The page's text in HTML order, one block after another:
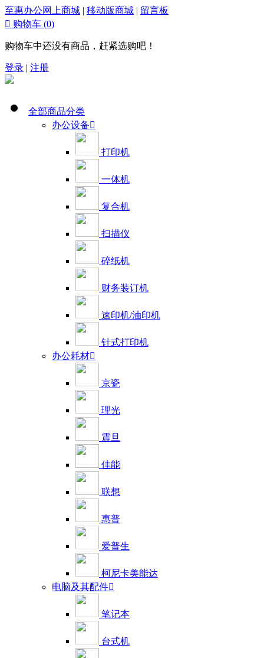
至惠办公网上商城 | 移动版商城 | 留言板
 购物车 (0)
购物车中还没有商品，赶紧选购吧！
登录 | 注册
全部商品分类
办公设备
打印机
一体机
复合机
扫描仪
碎纸机
财务装订机
速印机/油印机
针式打印机
办公耗材
京瓷
理光
震旦
佳能
联想
惠普
爱普生
柯尼卡美能达
电脑及其配件
笔记本
台式机